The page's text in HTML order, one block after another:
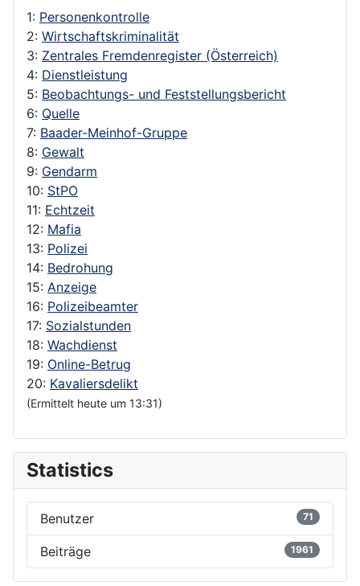
1: Personenkontrolle
2: Wirtschaftskriminalität
3: Zentrales Fremdenregister (Österreich)
4: Dienstleistung
5: Beobachtungs- und Feststellungsbericht
6: Quelle
7: Baader-Meinhof-Gruppe
8: Gewalt
9: Gendarm
10: StPO
11: Echtzeit
12: Mafia
13: Polizei
14: Bedrohung
15: Anzeige
16: Polizeibeamter
17: Sozialstunden
18: Wachdienst
19: Online-Betrug
20: Kavaliersdelikt
(Ermittelt heute um 13:31)
Statistics
Benutzer 71
Beiträge 1961